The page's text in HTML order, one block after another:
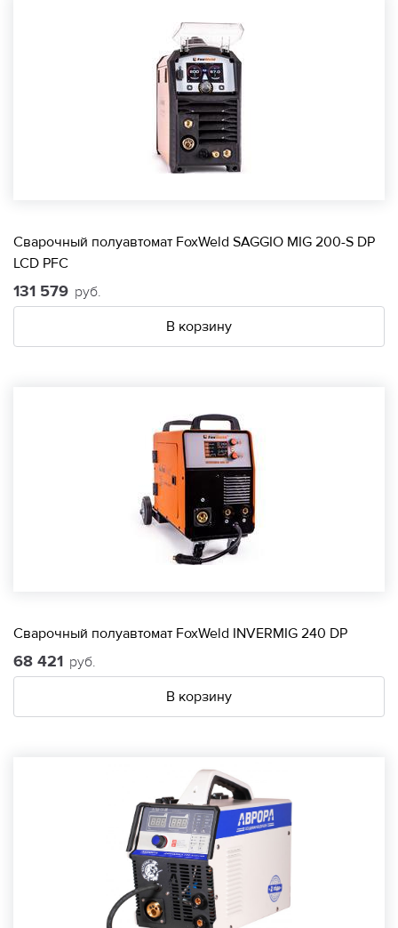
Сварочный полуавтомат FoxWeld SAGGIO MIG 200-S DP
LCD PFC
131 579 руб.
В корзину
Сварочный полуавтомат FoxWeld INVERMIG 240 DP
68 421 руб.
В корзину